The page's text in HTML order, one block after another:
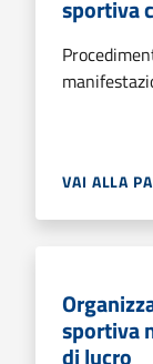
sportiva
VAI ALLA
sportiva
di lucro